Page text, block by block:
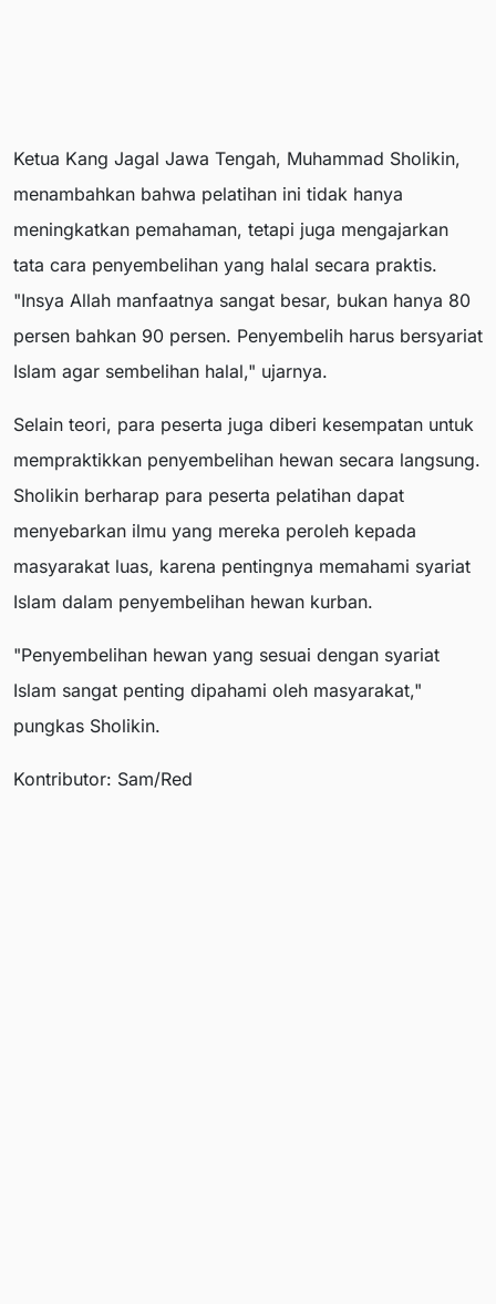
Ketua Kang Jagal Jawa Tengah, Muhammad Sholikin,
menambahkan bahwa pelatihan ini tidak hanya
meningkatkan pemahaman, tetapi juga mengajarkan
tata cara penyembelihan yang halal secara praktis.
"Insya Allah manfaatnya sangat besar, bukan hanya 80
persen bahkan 90 persen. Penyembelih harus bersyariat
Islam agar sembelihan halal," ujarnya.
Selain teori, para peserta juga diberi kesempatan untuk
mempraktikkan penyembelihan hewan secara langsung.
Sholikin berharap para peserta pelatihan dapat
menyebarkan ilmu yang mereka peroleh kepada
masyarakat luas, karena pentingnya memahami syariat
Islam dalam penyembelihan hewan kurban.
"Penyembelihan hewan yang sesuai dengan syariat
Islam sangat penting dipahami oleh masyarakat,"
pungkas Sholikin.
Kontributor: Sam/Red